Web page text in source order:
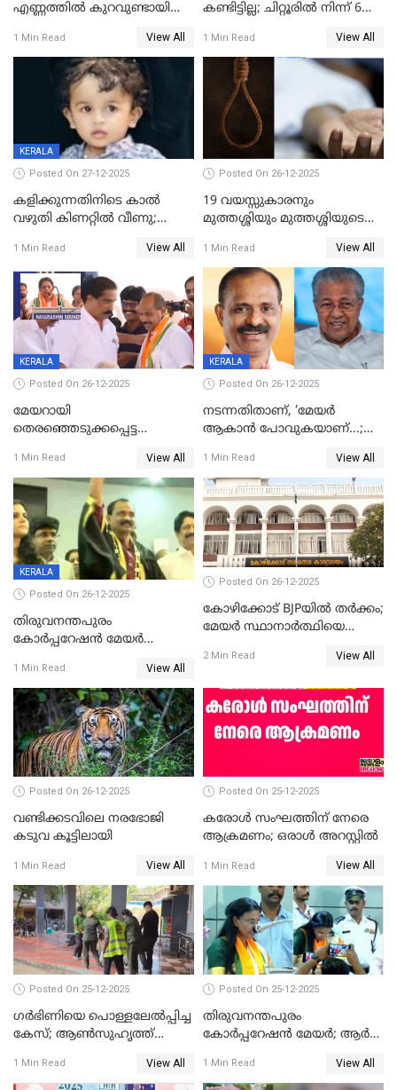
എണ്ണത്തിൽ കുറവുണ്ടായിട്ടും
കുതിച്ചുയരുന്നു
1 Min Read View All
കണ്ടിട്ടില്ല; ചിറ്റൂരിൽ നിന്ന് 6
1 Min Read View All
KERALA
Posted On 27-12-2025
കളിക്കുന്നതിനിടെ കാൽ
വഴുതി കിണറ്റിൽ വീണു;
ദാരുണാന്ത്യം
1 Min Read View All
Posted On 26-12-2025
19 വയസ്സുകാരനും
മുത്തശ്ശിയും മുത്തശ്ശിയുടെ
മരിച്ചനിലയിൽ
1 Min Read View All
KERALA
Posted On 26-12-2025
മേയറായി
തെരഞ്ഞെടുക്കപ്പെട്ട
ആദ്യ വോട്ട് അസാധു; കണ്ണൂർ
ഡെപ്യൂട്ടി മേയർ സ്ഥാനത്ത്
താഹിറിന് വിജയം
1 Min Read View All
KERALA
Posted On 26-12-2025
നടന്നതിതാണ്, ‘മേയർ
ആകാൻ പോവുകയാണ്...;
മുഖ്യമന്ത്രിയുടെ ഓഫീസ്
തന്നെ വിശദീകരിയ്ക്കുന്നു;
സത്യമിതാണ്
1 Min Read View All
KERALA
Posted On 26-12-2025
തിരുവനന്തപുരം
കോര്‍പ്പറേഷന്‍ മേയര്‍
ഹൈക്കോടതിയിലേക്ക്;
സത്യപ്രതിജ്ഞ ചടങ്ങില്‍
ചട്ടലംഘനമെന്ന് പാർട്ടി
1 Min Read View All
Posted On 26-12-2025
കോഴിക്കോട് BJPയിൽ തർക്കം;
മേയർ സ്ഥാനാർത്ഥിയെ
2 Min Read View All
Posted On 26-12-2025
വണ്ടിക്കടവിലെ നരഭോജി
കടുവ കൂട്ടിലായി
1 Min Read View All
Posted On 25-12-2025
കരോള്‍ സംഘത്തിന് നേരെ
ആക്രമണം; ഒരാള്‍ അറസ്റ്റില്‍
1 Min Read View All
Posted On 25-12-2025
ഗര്‍ഭിണിയെ പൊള്ളലേല്‍പ്പിച്ച
കേസ്; ആണ്‍സുഹൃത്ത്
1 Min Read View All
Posted On 25-12-2025
തിരുവനന്തപുരം
കോര്‍പ്പറേഷന്‍ മേയർ; ആര്‍
1 Min Read View All